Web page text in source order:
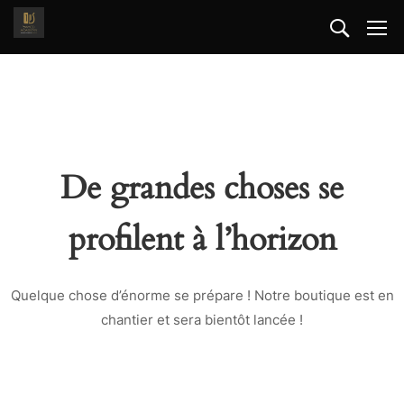
De grandes choses se
profilent à l’horizon
Quelque chose d’énorme se prépare ! Notre boutique est en
chantier et sera bientôt lancée !